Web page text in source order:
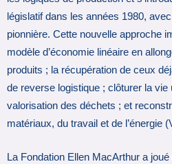
législatif dans les années 1980,
pionnière. Cette nouvelle approche
modèle d’économie linéaire en
produits ; la récupération de ceux
de reverse logistique ; clôturer la
valorisation des déchets ; et
matériaux, du travail et de l’énergie
La Fondation Ellen MacArthur a